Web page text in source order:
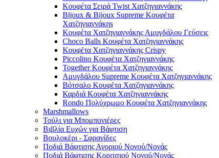
Κουφέτα Σειρά Twist Χατζηγιαννάκης
Bijoux & Bijoux Supreme Κουφέτα
Χατζηγιαννάκηs
Κουφέτα Χατζηγιαννάκης Αμυγδάλου Γεύσεις
Choco Balls Κουφέτα Χατζηγιαννάκης
Κουφέτα Χατζηγιαννάκης Crispy
Piccolino Κουφέτα Χατζηγιαννάκης
Together Κουφέτα Χατζηγιαννάκης
Αμυγδάλου Supreme Κουφέτα Χατζηγιαννάκης
Βότσαλο Κουφέτα Χατζηγιαννάκης
Καρδιά Κουφέτα Χατζηγιαννάκης
Rondo Πολύχρωμο Κουφέτα Χατζηγιαννάκης
Marshmallows
Τούλι για Μπομπονιέρες
Βιβλία Ευχών για Βάφτιση
Βουλοκέρι - Σφραγίδες
Ποδιά Βάφτισης Αγοριού Νονού/Νονάς
Ποδιά Βάφτισης Κοριτσιού Νονού/Νονάς